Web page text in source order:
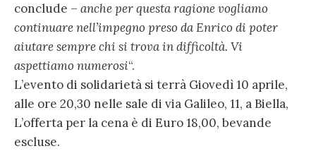
conclude – anche per questa ragione vogliamo
continuare nell’impegno preso da Enrico di poter
aiutare sempre chi si trova in difficoltà. Vi
aspettiamo numerosi“.
L’evento di solidarietà si terrà Giovedì 10 aprile,
alle ore 20,30 nelle sale di via Galileo, 11, a Biella,
L’offerta per la cena è di Euro 18,00, bevande
escluse.